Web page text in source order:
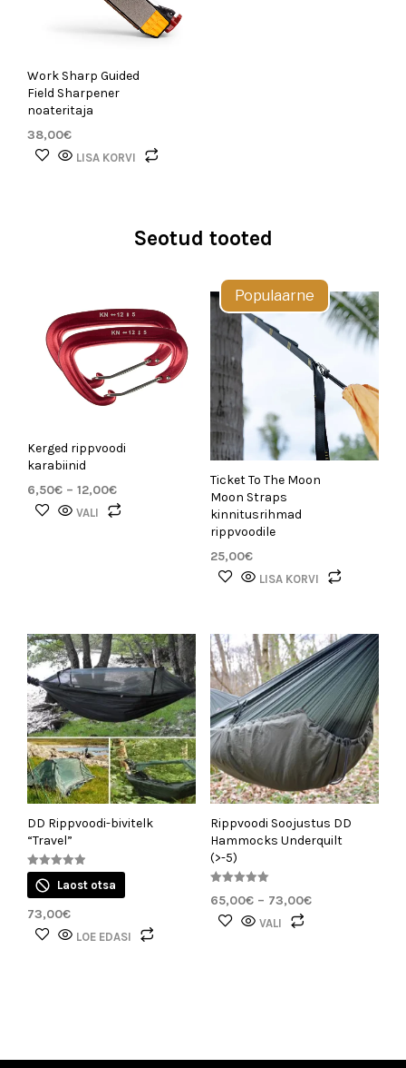
Work Sharp Guided
Field Sharpener
noateritaja
38,00€
LISA KORVI
Seotud tooted
Kerged rippvoodi
karabiinid
6,50€ – 12,00€Hinnavahemik:
6,50€
VALI
saab
teha
tootelehel.
Populaarne
Ticket To The Moon
Moon Straps
kinnitusrihmad
rippvoodile
25,00€
LISA KORVI
DD Rippvoodi-bivitelk
“Travel”
Hinnanguga
4.91
/ 5
Laost otsa
73,00€
LOE EDASI
Rippvoodi Soojustus DD
Hammocks Underquilt
(>-5)
5.00
/ 5
65,00€ – 73,00€Hinnavahemik:
VALI
teha